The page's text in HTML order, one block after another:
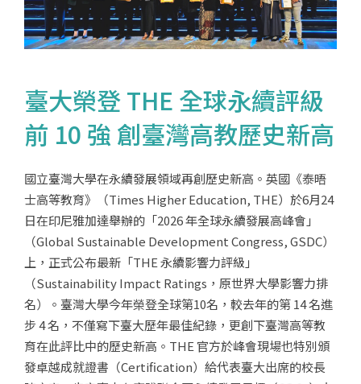
臺大榮登 THE 全球永續評級
前 10 強 創臺灣高教歷史新高
國立臺灣大學在永續發展領域再創歷史新高。英國《泰晤
士高等教育》（Times Higher Education, THE）於6月24
日在印尼雅加達舉辦的「2026 年全球永續發展高峰會」
（Global Sustainable Development Congress, GSDC）
上，正式公布最新「THE 永續影響力評級」
（Sustainability Impact Ratings，原世界大學影響力排
名）。臺灣大學今年榮登全球第10名，較去年的第 14 名進
步 4 名，不僅寫下臺大歷年最佳紀錄，更創下臺灣高等教
育在此評比中的歷史新高。THE 官方於峰會現場也特別頒
發卓越成就證書（Certification）給代表臺大出席的校長